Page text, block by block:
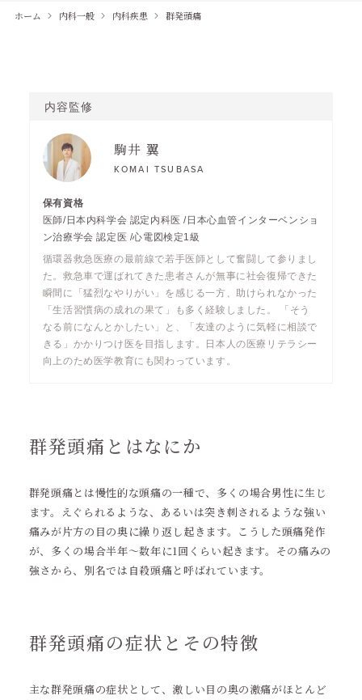
ホーム 内科一般 内科疾患 群発頭痛
内容監修
駒井 翼
KOMAI TSUBASA
医師/日本内科学会 認定内科医 /日本心血管インターベンショ
ン治療学会 認定医 /心電図検定1級
循環器救急医療の最前線で若手医師として奮闘して参りまし
た。救急車で運ばれてきた患者さんが無事に社会復帰できた
瞬間に「猛烈なやりがい」を感じる一方、助けられなかった
「生活習慣病の成れの果て」も多く経験しました。 「そう
なる前になんとかしたい」と、「友達のように気軽に相談で
きる」かかりつけ医を目指します。日本人の医療リテラシー
向上のため医学教育にも関わっています。
群発頭痛とはなにか
群発頭痛とは慢性的な頭痛の一種で、多くの場合男性に生じ
ます。えぐられるような、あるいは突き刺されるような強い
痛みが片方の目の奥に繰り返し起きます。こうした頭痛発作
が、多くの場合半年～数年に1回くらい起きます。その痛みの
強さから、別名では自殺頭痛と呼ばれています。
群発頭痛の症状とその特徴
主な群発頭痛の症状として、激しい目の奥の激痛がほとんど